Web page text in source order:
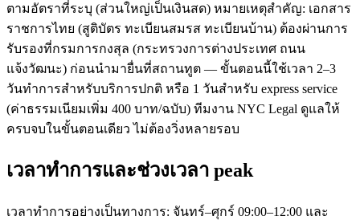
ตามอัตราที่ระบุ (ส่วนใหญ่เป็นเงินสด) หมายเหตุสำคัญ: เอกสาร
ราชการไทย (สูติบัตร ทะเบียนสมรส ทะเบียนบ้าน) ต้องผ่านการ
รับรองที่กรมการกงสุล (กระทรวงการต่างประเทศ ถนน
แจ้งวัฒนะ) ก่อนนำมายื่นที่สถานทูต — ขั้นตอนนี้ใช้เวลา 2–3
วันทำการสำหรับบริการปกติ หรือ 1 วันสำหรับ express service
(ค่าธรรมเนียมเพิ่ม 400 บาท/ฉบับ) ทีมงาน NYC Legal ดูแลให้
ครบจบในขั้นตอนเดียว ไม่ต้องวิ่งหลายรอบ
เวลาทำการและช่วงเวลา peak
เวลาทำการอย่างเป็นทางการ: จันทร์–ศุกร์ 09:00–12:00 และ